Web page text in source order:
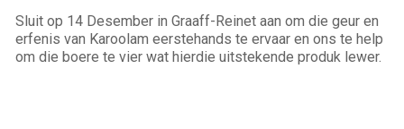
Sluit op 14 Desember in Graaff-Reinet aan om die geur en
erfenis van Karoolam eerstehands te ervaar en ons te help
om die boere te vier wat hierdie uitstekende produk lewer.